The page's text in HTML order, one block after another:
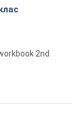
2nd